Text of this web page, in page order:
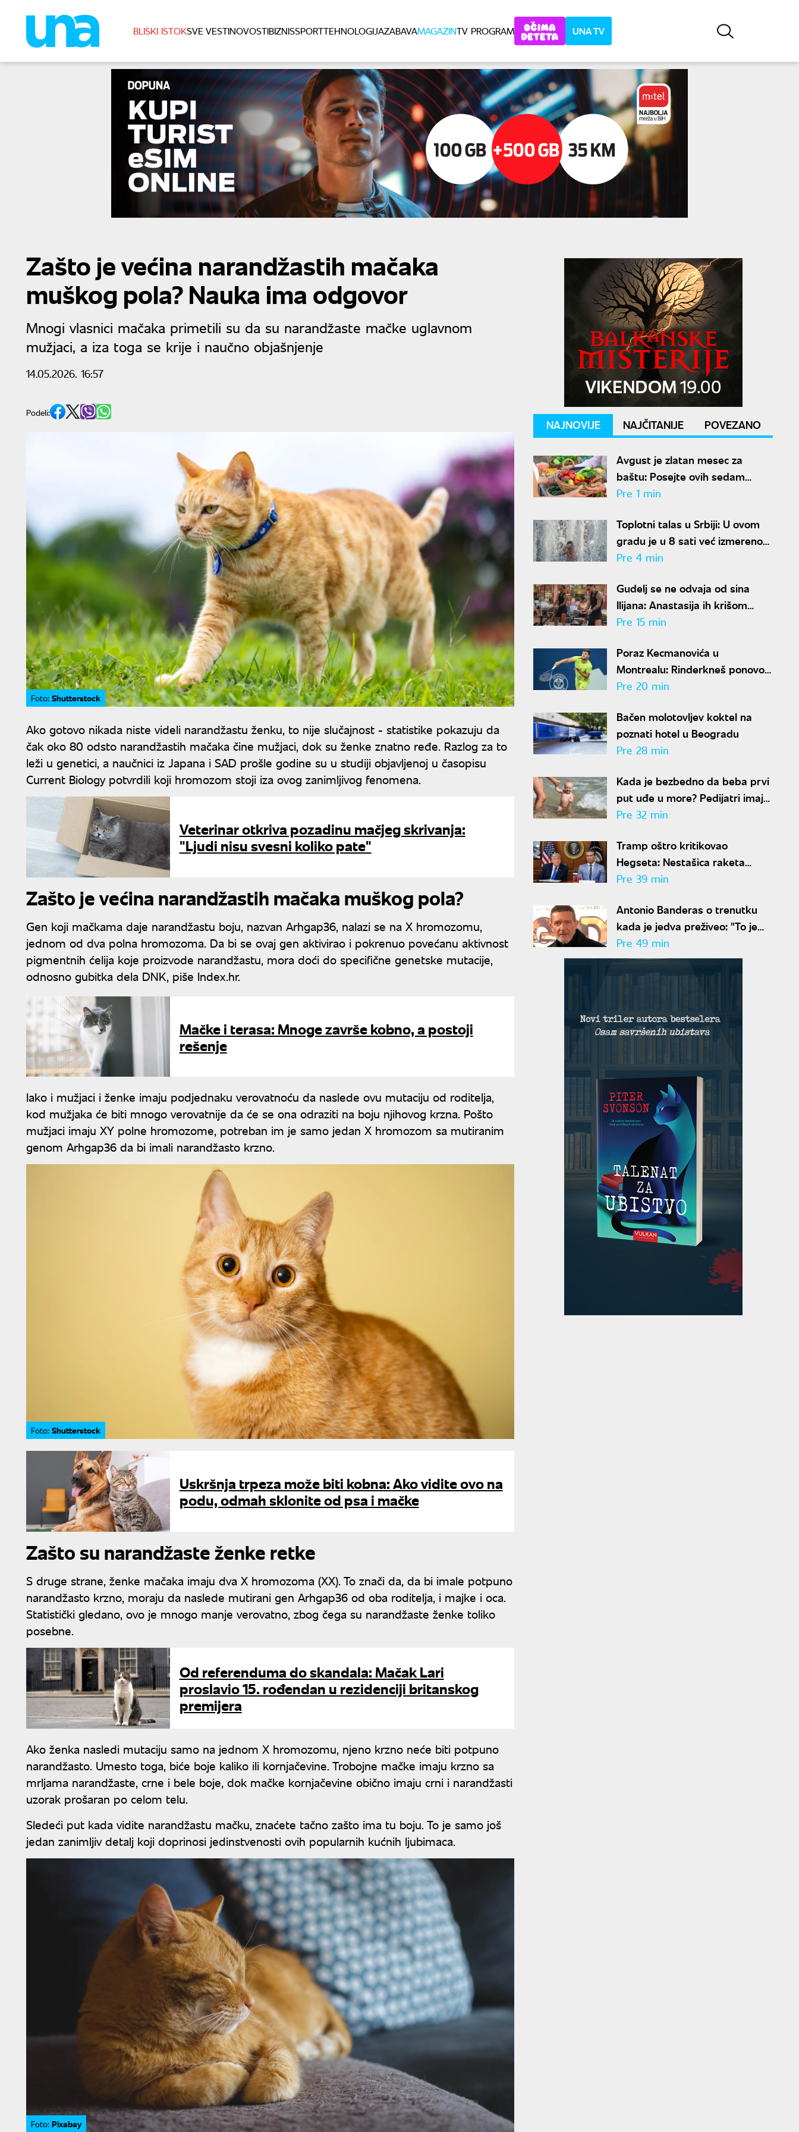
BLISKI ISTOKSVE VESTINOVOSTIBIZNISSPORTTEHNOLOGIJAZABAVAMAGAZINTV PROGRAM UNA TV
Zašto je većina narandžastih mačaka
muškog pola? Nauka ima odgovor
Mnogi vlasnici mačaka primetili su da su narandžaste mačke uglavnom
mužjaci, a iza toga se krije i naučno objašnjenje
14.05.2026. 16:57
Podeli:
Foto: Shutterstock
Ako gotovo nikada niste videli narandžastu ženku, to nije slučajnost - statistike pokazuju da
čak oko 80 odsto narandžastih mačaka čine mužjaci, dok su ženke znatno ređe. Razlog za to
leži u genetici, a naučnici iz Japana i SAD prošle godine su u studiji objavljenoj u časopisu
Current Biology potvrdili koji hromozom stoji iza ovog zanimljivog fenomena.
Veterinar otkriva pozadinu mačjeg skrivanja:
"Ljudi nisu svesni koliko pate"
Zašto je većina narandžastih mačaka muškog pola?
Gen koji mačkama daje narandžastu boju, nazvan Arhgap36, nalazi se na X hromozomu,
jednom od dva polna hromozoma. Da bi se ovaj gen aktivirao i pokrenuo povećanu aktivnost
pigmentnih ćelija koje proizvode narandžastu, mora doći do specifične genetske mutacije,
odnosno gubitka dela DNK, piše Index.hr.
Mačke i terasa: Mnoge završe kobno, a postoji
rešenje
Iako i mužjaci i ženke imaju podjednaku verovatnoću da naslede ovu mutaciju od roditelja,
kod mužjaka će biti mnogo verovatnije da će se ona odraziti na boju njihovog krzna. Pošto
mužjaci imaju XY polne hromozome, potreban im je samo jedan X hromozom sa mutiranim
genom Arhgap36 da bi imali narandžasto krzno.
Foto: Shutterstock
Uskršnja trpeza može biti kobna: Ako vidite ovo na
podu, odmah sklonite od psa i mačke
Zašto su narandžaste ženke retke
S druge strane, ženke mačaka imaju dva X hromozoma (XX). To znači da, da bi imale potpuno
narandžasto krzno, moraju da naslede mutirani gen Arhgap36 od oba roditelja, i majke i oca.
Statistički gledano, ovo je mnogo manje verovatno, zbog čega su narandžaste ženke toliko
posebne.
Od referenduma do skandala: Mačak Lari
proslavio 15. rođendan u rezidenciji britanskog
premijera
Ako ženka nasledi mutaciju samo na jednom X hromozomu, njeno krzno neće biti potpuno
narandžasto. Umesto toga, biće boje kaliko ili kornjačevine. Trobojne mačke imaju krzno sa
mrljama narandžaste, crne i bele boje, dok mačke kornjačevine obično imaju crni i narandžasti
uzorak prošaran po celom telu.
Sledeći put kada vidite narandžastu mačku, znaćete tačno zašto ima tu boju. To je samo još
jedan zanimljiv detalj koji doprinosi jedinstvenosti ovih popularnih kućnih ljubimaca.
Foto: Pixabay
NAJNOVIJE NAJČITANIJE POVEZANO
Avgust je zlatan mesec za
baštu: Posejte ovih sedam
kultura i uživajte u svežem
Pre 1 min
Toplotni talas u Srbiji: U ovom
gradu je u 8 sati već izmereno
30 stepeni
Pre 4 min
Gudelj se ne odvaja od sina
Ilijana: Anastasija ih krišom
snimila i sve objavila
Pre 15 min
Poraz Kecmanovića u
Montrealu: Rinderkneš ponovo
koban za Srbina
Pre 20 min
Bačen molotovljev koktel na
poznati hotel u Beogradu
Pre 28 min
Kada je bezbedno da beba prvi
put uđe u more? Pedijatri imaju
jasan odgovor
Pre 32 min
Tramp oštro kritikovao
Hegseta: Nestašica raketa
zaustavila nove udare na Iran
Pre 39 min
Antonio Banderas o trenutku
kada je jedva preživeo: "To je
najbolja stvar koja mi se desila"
Pre 49 min